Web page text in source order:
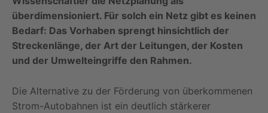
überdimensioniert. Für solch ein Netz gibt es keinen
Bedarf: Das Vorhaben sprengt hinsichtlich der
Streckenlänge, der Art der Leitungen, der Kosten
und der Umwelteingriffe den Rahmen.
Die Alternative zu der Förderung von überkommenen
Strom-Autobahnen ist ein deutlich stärkerer